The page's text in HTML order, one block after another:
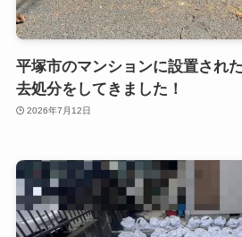
平塚市のマンションに設置され
去処分をしてきました！
2026年7月12日